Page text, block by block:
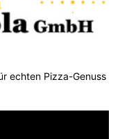
echten Pizza-Genuss